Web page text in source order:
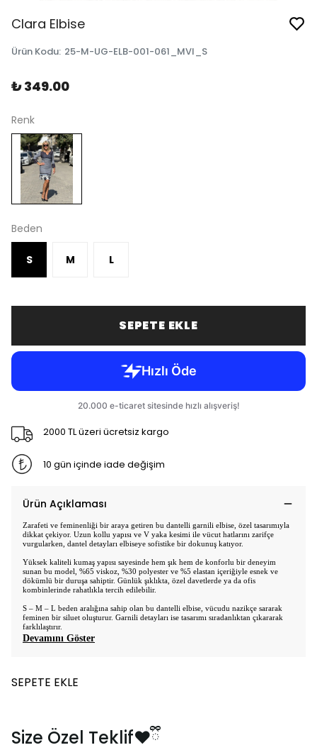
Clara Elbise
Ürün Kodu: 25-M-UG-ELB-001-061_MVI_S
₺ 349.00
Renk
Beden
S M L
SEPETE EKLE
2000 TL üzeri ücretsiz kargo
10 gün içinde iade değişim
Ürün Açıklaması
Zarafeti ve feminenliği bir araya getiren bu dantelli garnili elbise, özel tasarımıyla
dikkat çekiyor. Uzun kollu yapısı ve V yaka kesimi ile vücut hatlarını zarifçe
vurgularken, dantel detayları elbiseye sofistike bir dokunuş katıyor.
Yüksek kaliteli kumaş yapısı sayesinde hem şık hem de konforlu bir deneyim
sunan bu model, %65 viskoz, %30 polyester ve %5 elastan içeriğiyle esnek ve
dökümlü bir duruşa sahiptir. Günlük şıklıkta, özel davetlerde ya da ofis
kombinlerinde rahatlıkla tercih edilebilir.
S – M – L beden aralığına sahip olan bu dantelli elbise, vücudu nazikçe sararak
feminen bir siluet oluşturur. Garnili detayları ise tasarımı sıradanlıktan çıkararak
farklılaştırır.
Devamını Göster
SEPETE EKLE
Size Özel Teklif❤️ྀི